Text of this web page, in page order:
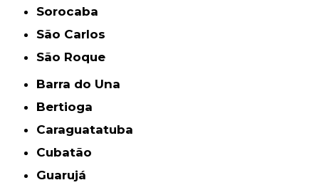
Sorocaba
São Carlos
São Roque
Barra do Una
Bertioga
Caraguatatuba
Cubatão
Guarujá